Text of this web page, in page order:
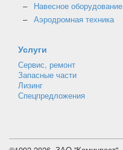
Навесное оборудование
Аэродромная техника
Услуги
Сервис, ремонт
Запасные части
Лизинг
Спецпредложения